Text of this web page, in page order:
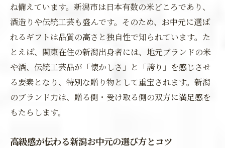
ね備えています。新潟市は日本有数の米どころであり、
酒造りや伝統工芸も盛んです。そのため、お中元に選ば
れるギフトは品質の高さと独自性で知られています。た
とえば、関東在住の新潟出身者には、地元ブランドの米
や酒、伝統工芸品が「懐かしさ」と「誇り」を感じさせ
る要素となり、特別な贈り物として重宝されます。新潟
のブランド力は、贈る側・受け取る側の双方に満足感を
もたらします。
高級感が伝わる新潟お中元の選び方とコツ